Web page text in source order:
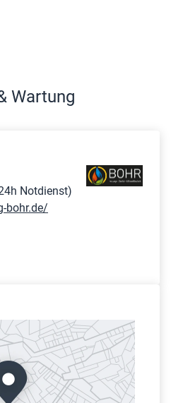
Wartung
Notdienst)
bohr.de/